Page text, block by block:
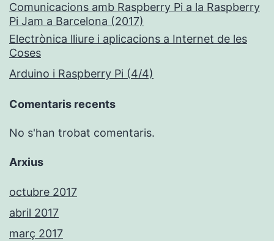
Comunicacions amb Raspberry Pi a la Raspberry
Pi Jam a Barcelona (2017)
Electrònica lliure i aplicacions a Internet de les
Coses
Arduino i Raspberry Pi (4/4)
Comentaris recents
No s'han trobat comentaris.
Arxius
octubre 2017
abril 2017
març 2017